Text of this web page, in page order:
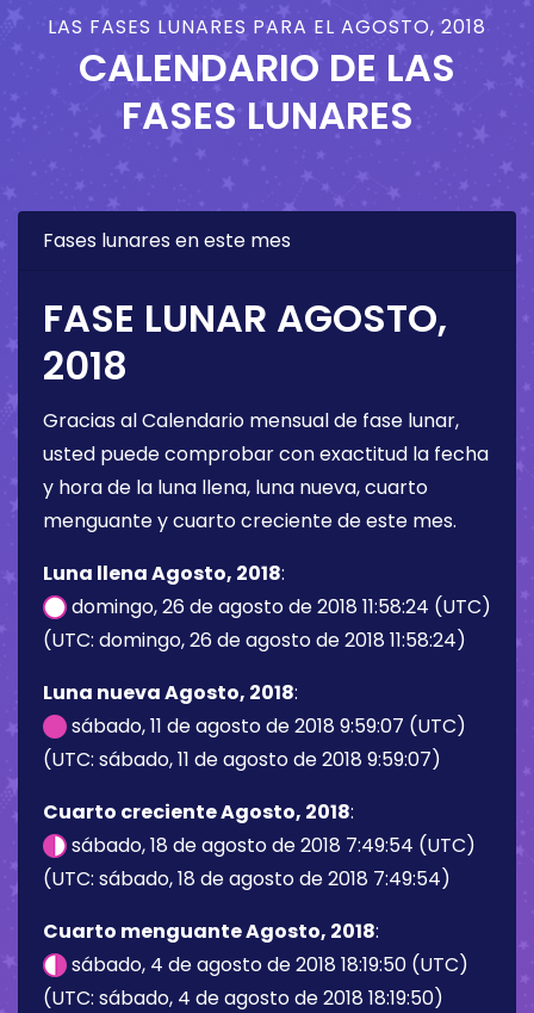
LAS FASES LUNARES PARA EL AGOSTO, 2018
CALENDARIO DE LAS
FASES LUNARES
Fases lunares en este mes
FASE LUNAR AGOSTO,
2018
Gracias al Calendario mensual de fase lunar,
usted puede comprobar con exactitud la fecha
y hora de la luna llena, luna nueva, cuarto
menguante y cuarto creciente de este mes.
Luna llena Agosto, 2018:
domingo, 26 de agosto de 2018 11:58:24 (UTC)
(UTC: domingo, 26 de agosto de 2018 11:58:24)
Luna nueva Agosto, 2018:
sábado, 11 de agosto de 2018 9:59:07 (UTC)
(UTC: sábado, 11 de agosto de 2018 9:59:07)
Cuarto creciente Agosto, 2018:
sábado, 18 de agosto de 2018 7:49:54 (UTC)
(UTC: sábado, 18 de agosto de 2018 7:49:54)
Cuarto menguante Agosto, 2018:
sábado, 4 de agosto de 2018 18:19:50 (UTC)
(UTC: sábado, 4 de agosto de 2018 18:19:50)